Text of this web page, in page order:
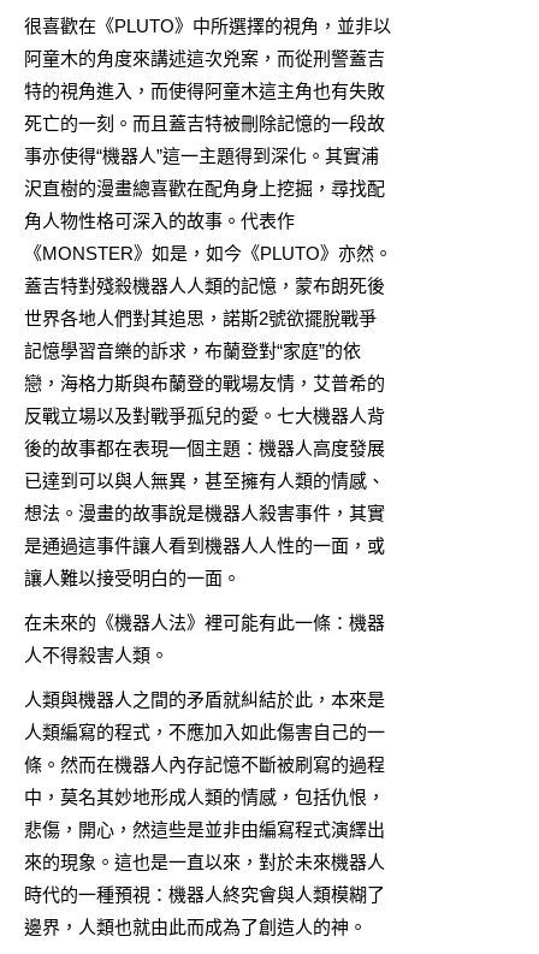
很喜歡在《PLUTO》中所選擇的視角，並非以
阿童木的角度來講述這次兇案，而從刑警蓋吉
特的視角進入，而使得阿童木這主角也有失敗
死亡的一刻。而且蓋吉特被刪除記憶的一段故
事亦使得“機器人”這一主題得到深化。其實浦
沢直樹的漫畫總喜歡在配角身上挖掘，尋找配
角人物性格可深入的故事。代表作
《MONSTER》如是，如今《PLUTO》亦然。
蓋吉特對殘殺機器人人類的記憶，蒙布朗死後
世界各地人們對其追思，諾斯2號欲擺脫戰爭
記憶學習音樂的訴求，布蘭登對“家庭”的依
戀，海格力斯與布蘭登的戰場友情，艾普希的
反戰立場以及對戰爭孤兒的愛。七大機器人背
後的故事都在表現一個主題：機器人高度發展
已達到可以與人無異，甚至擁有人類的情感、
想法。漫畫的故事說是機器人殺害事件，其實
是通過這事件讓人看到機器人人性的一面，或
讓人難以接受明白的一面。
在未來的《機器人法》裡可能有此一條：機器
人不得殺害人類。
人類與機器人之間的矛盾就糾結於此，本來是
人類編寫的程式，不應加入如此傷害自己的一
條。然而在機器人內存記憶不斷被刷寫的過程
中，莫名其妙地形成人類的情感，包括仇恨，
悲傷，開心，然這些是並非由編寫程式演繹出
來的現象。這也是一直以來，對於未來機器人
時代的一種預視：機器人終究會與人類模糊了
邊界，人類也就由此而成為了創造人的神。